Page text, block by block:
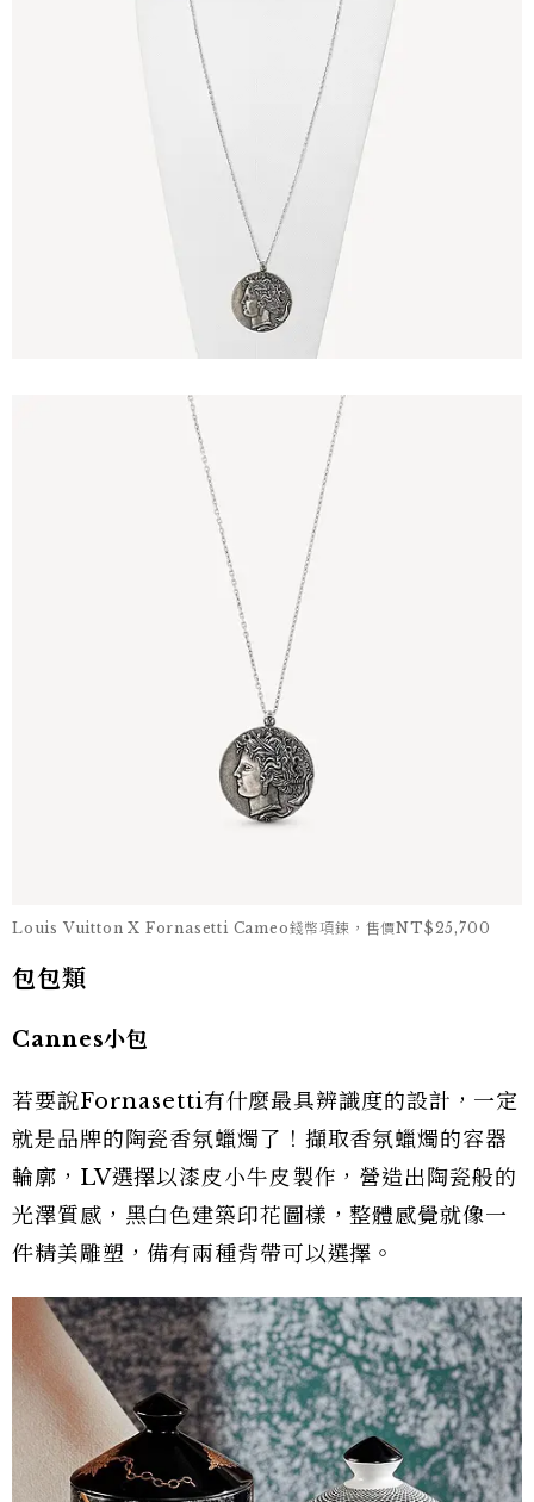
Louis Vuitton X Fornasetti Cameo錢幣項鍊，售價NT$25,700
包包類
Cannes小包
若要說Fornasetti有什麼最具辨識度的設計，一定
就是品牌的陶瓷香氛蠟燭了！擷取香氛蠟燭的容器
輪廓，LV選擇以漆皮小牛皮製作，營造出陶瓷般的
光澤質感，黑白色建築印花圖樣，整體感覺就像一
件精美雕塑，備有兩種背帶可以選擇。